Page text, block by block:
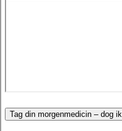
Tag din morgenmedicin – dog